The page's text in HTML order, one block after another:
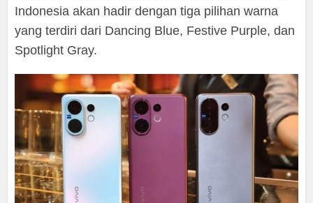
Indonesia akan hadir dengan tiga pilihan warna
yang terdiri dari Dancing Blue, Festive Purple, dan
Spotlight Gray.